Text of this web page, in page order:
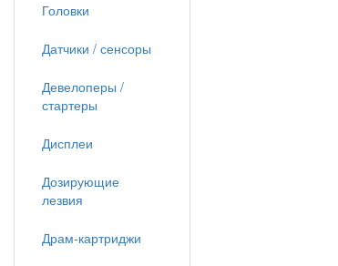
Головки
Датчики / сенсоры
Девелоперы /
стартеры
Дисплеи
Дозирующие
лезвия
Драм-картриджи